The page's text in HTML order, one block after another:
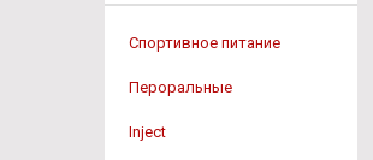
Спортивное питание
Пероральные
Inject